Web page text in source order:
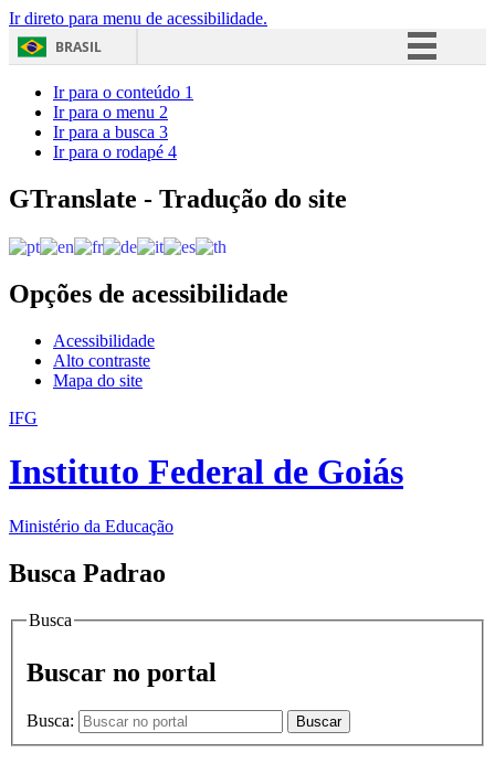
Ir direto para menu de acessibilidade.
BRASIL
Acesso à informação
Ir para o conteúdo 1
Ir para o menu 2
Ir para a busca 3
Ir para o rodapé 4
GTranslate - Tradução do site
Opções de acessibilidade
Acessibilidade
Alto contraste
Mapa do site
IFG
Instituto Federal de Goiás
Ministério da Educação
Busca Padrao
Busca
Buscar no portal
Busca: Buscar